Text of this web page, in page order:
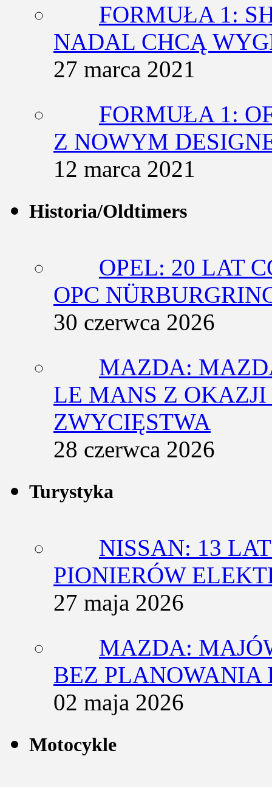
FORMUŁA 1:
NADAL CHCĄ
27 marca 2021
FORMUŁA 1:
Z NOWYM
12 marca 2021
Historia/Oldtimers
OPEL: 20 LAT
OPC
30 czerwca 2026
MAZDA:
LE MANS Z
ZWYCIĘSTWA
28 czerwca 2026
Turystyka
NISSAN: 13
PIONIERÓW
27 maja 2026
MAZDA:
BEZ PLANOWANIA
02 maja 2026
Motocykle